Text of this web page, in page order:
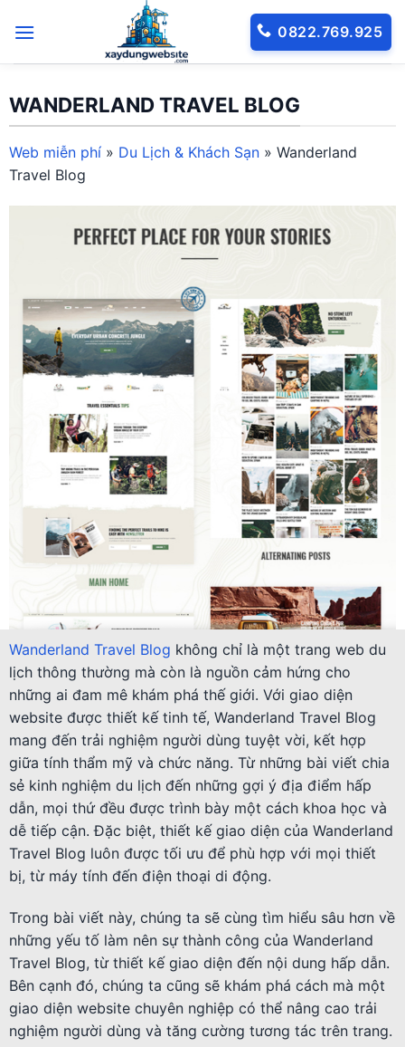
qua
0822.769.925
WANDERLAND TRAVEL BLOG
Web miễn phí » Du Lịch & Khách Sạn » Wanderland
Travel Blog
Wanderland Travel Blog không chỉ là một trang web du
lịch thông thường mà còn là nguồn cảm hứng cho
những ai đam mê khám phá thế giới. Với giao diện
website được thiết kế tinh tế, Wanderland Travel Blog
mang đến trải nghiệm người dùng tuyệt vời, kết hợp
giữa tính thẩm mỹ và chức năng. Từ những bài viết chia
sẻ kinh nghiệm du lịch đến những gợi ý địa điểm hấp
dẫn, mọi thứ đều được trình bày một cách khoa học và
dễ tiếp cận. Đặc biệt, thiết kế giao diện của Wanderland
Travel Blog luôn được tối ưu để phù hợp với mọi thiết
bị, từ máy tính đến điện thoại di động.
Trong bài viết này, chúng ta sẽ cùng tìm hiểu sâu hơn về
những yếu tố làm nên sự thành công của Wanderland
Travel Blog, từ thiết kế giao diện đến nội dung hấp dẫn.
Bên cạnh đó, chúng ta cũng sẽ khám phá cách mà một
giao diện website chuyên nghiệp có thể nâng cao trải
nghiệm người dùng và tăng cường tương tác trên trang.